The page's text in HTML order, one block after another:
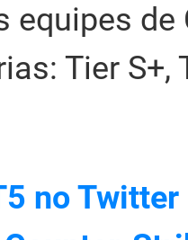
equipes de
Tier S+,
no